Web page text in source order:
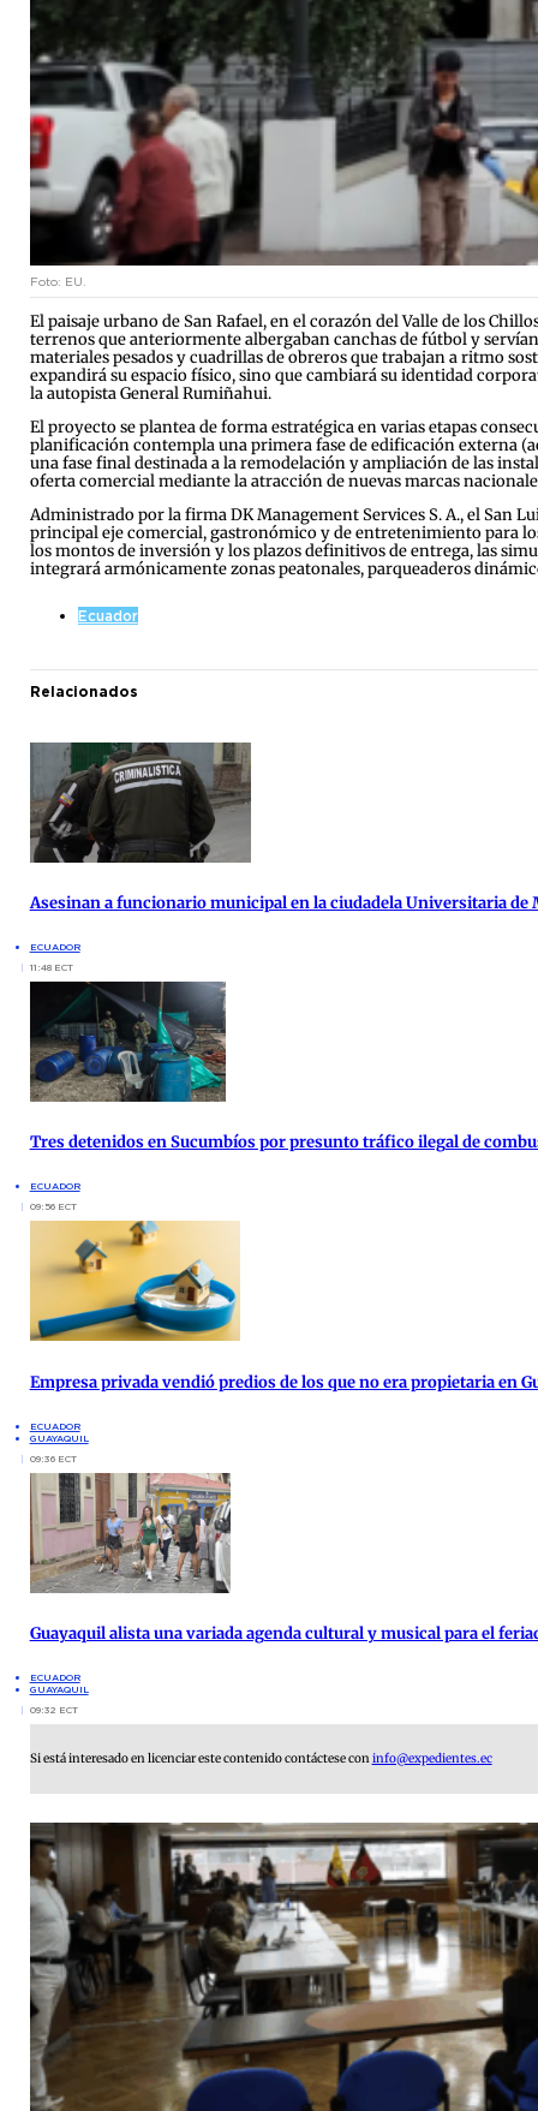
Foto: EU.
El paisaje urbano de San Rafael, en el corazón del Valle de los
terrenos que anteriormente albergaban canchas de fútbol y
materiales pesados y cuadrillas de obreros que trabajan a ritmo
expandirá su espacio físico, sino que cambiará su identidad
la autopista General Rumiñahui.
El proyecto se plantea de forma estratégica en varias etapas
planificación contempla una primera fase de edificación externa
una fase final destinada a la remodelación y ampliación de las
oferta comercial mediante la atracción de nuevas marcas
Administrado por la firma DK Management Services S. A., el San
principal eje comercial, gastronómico y de entretenimiento para
los montos de inversión y los plazos definitivos de entrega, las
integrará armónicamente zonas peatonales, parqueaderos
Ecuador
Relacionados
Asesinan a funcionario municipal en la ciudadela Universitaria de
ECUADOR
11:48 ECT
Tres detenidos en Sucumbíos por presunto tráfico ilegal de
ECUADOR
09:56 ECT
Empresa privada vendió predios de los que no era propietaria en
ECUADOR
GUAYAQUIL
09:36 ECT
Guayaquil alista una variada agenda cultural y musical para el
ECUADOR
GUAYAQUIL
09:32 ECT
Si está interesado en licenciar este contenido contáctese coninfo@expedientes.ec